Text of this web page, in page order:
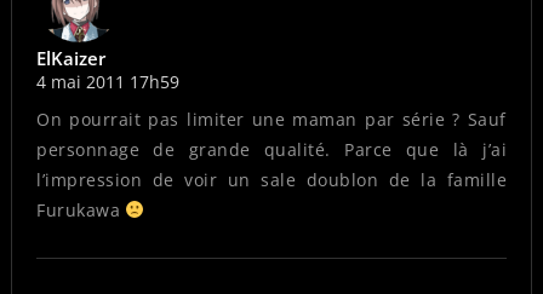
ElKaizer
4 mai 2011 17h59
On pourrait pas limiter une maman par série ? Sauf
personnage de grande qualité. Parce que là j’ai
l’impression de voir un sale doublon de la famille
Furukawa